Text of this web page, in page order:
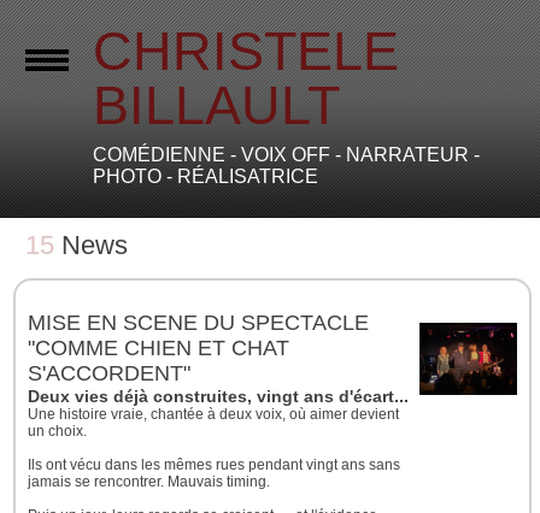
CHRISTELE
BILLAULT
COMÉDIENNE - VOIX OFF - NARRATEUR -
PHOTO - RÉALISATRICE
15 News
MISE EN SCENE DU SPECTACLE
"COMME CHIEN ET CHAT
S'ACCORDENT"
Deux vies déjà construites, vingt ans d'écart... et une
Une histoire vraie, chantée à deux voix, où aimer devient
un choix.
Ils ont vécu dans les mêmes rues pendant vingt ans sans
jamais se rencontrer. Mauvais timing.